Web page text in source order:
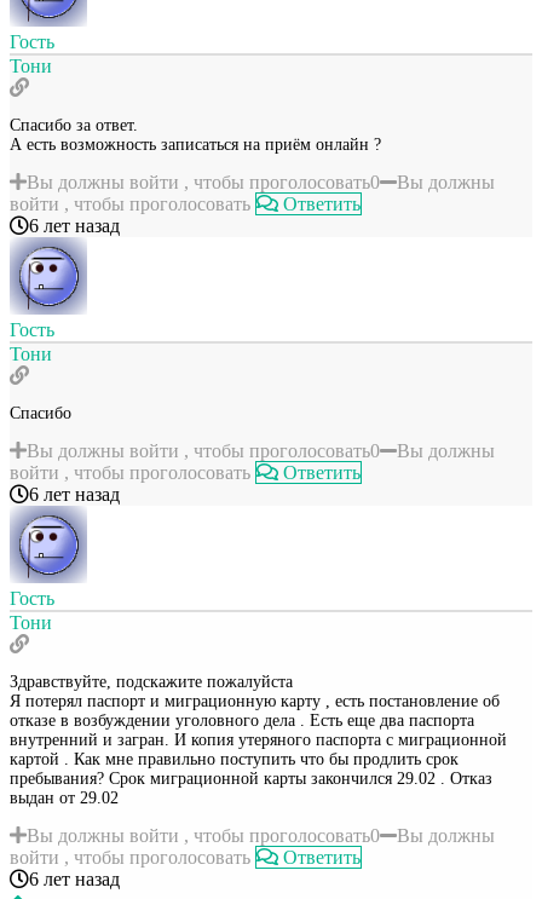
Гость
Тони
Спасибо за ответ.
А есть возможность записаться на приём онлайн ?
Вы должны войти , чтобы проголосовать0
Вы должны
войти , чтобы проголосовать
Ответить
6 лет назад
Гость
Тони
Спасибо
Вы должны войти , чтобы проголосовать0
Вы должны
войти , чтобы проголосовать
Ответить
6 лет назад
Гость
Тони
Здравствуйте, подскажите пожалуйста
Я потерял паспорт и миграционную карту , есть постановление об
отказе в возбуждении уголовного дела . Есть еще два паспорта
внутренний и загран. И копия утеряного паспорта с миграционной
картой . Как мне правильно поступить что бы продлить срок
пребывания? Срок миграционной карты закончился 29.02 . Отказ
выдан от 29.02
Вы должны войти , чтобы проголосовать0
Вы должны
войти , чтобы проголосовать
Ответить
6 лет назад